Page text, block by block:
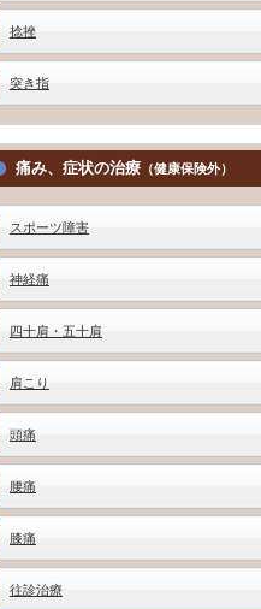
捻挫
突き指
痛み、症状の治療 （健康保険外）
スポーツ障害
神経痛
四十肩・五十肩
肩こり
頭痛
腰痛
膝痛
往診治療